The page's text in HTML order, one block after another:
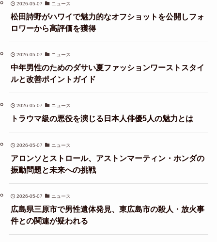
2026-05-07 ニュース
松田詩野がハワイで魅力的なオフショットを公開しフォ
ロワーから高評価を獲得
2026-05-07 ニュース
中年男性のためのダサい夏ファッションワーストスタイ
ルと改善ポイントガイド
2026-05-07 ニュース
トラウマ級の悪役を演じる日本人俳優5人の魅力とは
2026-05-07 ニュース
アロンソとストロール、アストンマーティン・ホンダの
振動問題と未来への挑戦
2026-05-07 ニュース
広島県三原市で男性遺体発見、東広島市の殺人・放火事
件との関連が疑われる